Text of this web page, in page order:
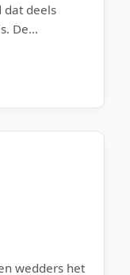
dat deels
De
zijn
en een flinke
wedders het